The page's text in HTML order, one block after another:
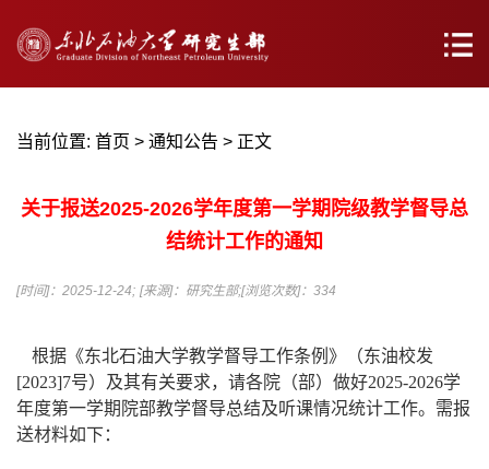
当前位置: 首页 > 通知公告 > 正文
关于报送2025-2026学年度第一学期院级教学督导总
结统计工作的通知
[时间]：2025-12-24; [来源]：研究生部;[浏览次数]： 334
根据《东北石油大学教学督导工作条例》（东油校发
[2023]7号）及其有关要求，请各院（部）做好2025-2026学
年度第一学期院部教学督导总结及听课情况统计工作。需报
送材料如下：